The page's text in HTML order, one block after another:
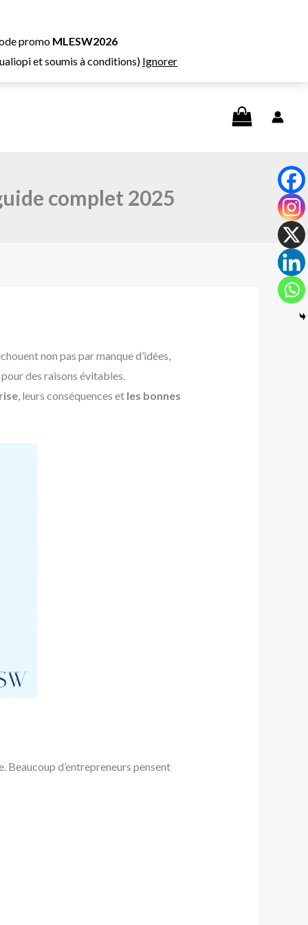
promo MLESW2026
et soumis à conditions) Ignorer
Rechercher
complet 2025
non pas par manque d’idées,
des raisons évitables.
, leurs conséquences et les bonnes
Beaucoup d’entrepreneurs pensent